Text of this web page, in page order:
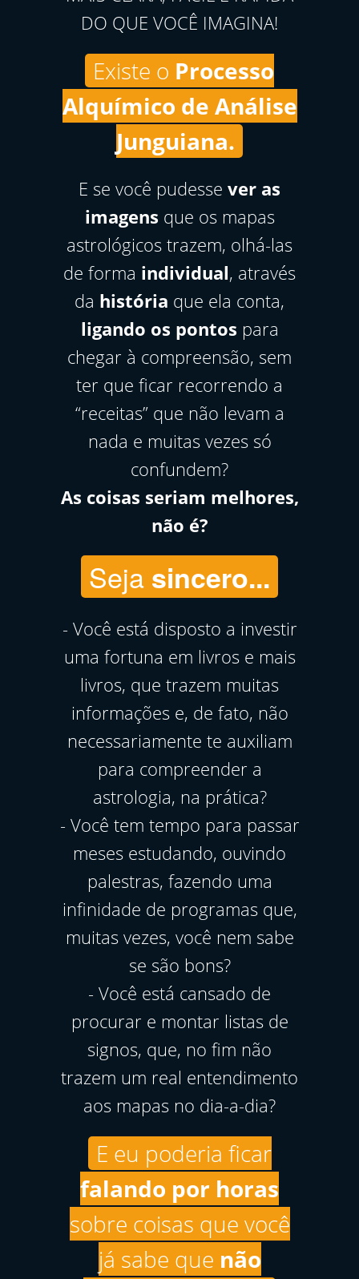
DO QUE VOCÊ IMAGINA!
Existe o Processo
Alquímico de Análise
Junguiana.
E se você pudesse ver as
imagens que os mapas
astrológicos trazem, olhá-las
de forma individual, através
da história que ela conta,
ligando os pontos para
chegar à compreensão, sem
ter que ficar recorrendo a
“receitas” que não levam a
nada e muitas vezes só
confundem?
As coisas seriam melhores,
não é?
Seja sincero...
- Você está disposto a investir
uma fortuna em livros e mais
livros, que trazem muitas
informações e, de fato, não
necessariamente te auxiliam
para compreender a
astrologia, na prática?
- Você tem tempo para passar
meses estudando, ouvindo
palestras, fazendo uma
infinidade de programas que,
muitas vezes, você nem sabe
se são bons?
- Você está cansado de
procurar e montar listas de
signos, que, no fim não
trazem um real entendimento
aos mapas no dia-a-dia?
E eu poderia ficar
falando por horas
sobre coisas que você
já sabe que não